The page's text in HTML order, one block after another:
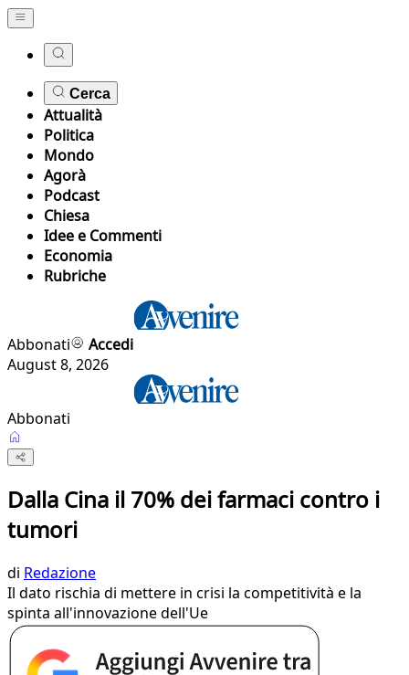
Cerca
Attualità
Politica
Mondo
Agorà
Podcast
Chiesa
Idee e Commenti
Economia
Rubriche
Abbonati
Accedi
August 8, 2026
Abbonati
Dalla Cina il 70% dei farmaci contro i
tumori
di Redazione
Il dato rischia di mettere in crisi la competitività e la
spinta all'innovazione dell'Ue